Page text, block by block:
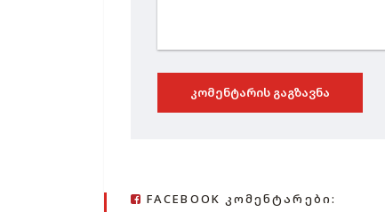
ᲙᲝᲛᲔᲜᲢᲐᲠᲘᲡ ᲒᲐᲒᲖᲐᲕᲜᲐ
FACEBOOK ᲙᲝᲛᲔᲜᲢᲐᲠᲔᲑᲘ: